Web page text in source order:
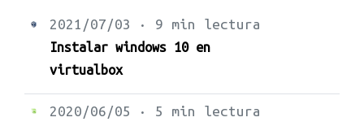
2021/07/03 · 9 min lectura
Instalar windows 10 en
virtualbox
2020/06/05 · 5 min lectura